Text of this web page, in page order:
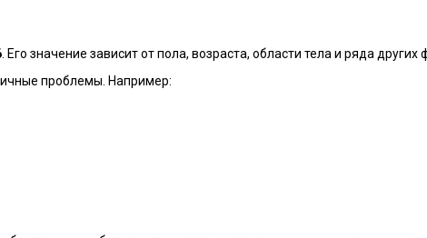
. Его значение зависит от пола, возраста, области тела и ряда других
проблемы. Например: